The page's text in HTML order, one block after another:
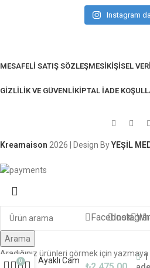
Instagram
MESAFELI SATIŞ SÖZLEŞMESIKIŞISEL
GIZLILIK VE GÜVENLIKİPTAL İADE
Kreamaison 2026 | Design ByYEŞİL
Arama
Aradığınız ürünleri görmek için yazmaya
Sepetinizdeki 2. Ürün
Facebook
Ayaklı Cam
1
0